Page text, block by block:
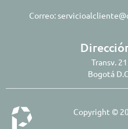
Correo:
Transv.
Bogotá
Copyright ©